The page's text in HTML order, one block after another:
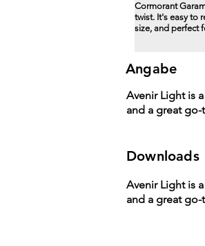
Cormorant
twist. It's easy to
size, and perfect
Angabe
Avenir Light is
and a great
Downloads
Avenir Light is
and a great